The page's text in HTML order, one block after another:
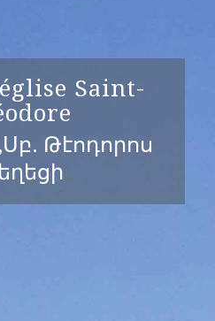
Saint-
Թէոդորոս